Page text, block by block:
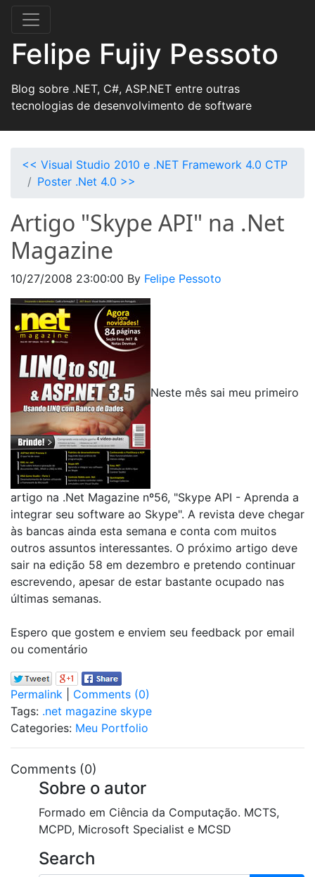
Felipe Fujiy Pessoto
Blog sobre .NET, C#, ASP.NET entre outras
tecnologias de desenvolvimento de software
<< Visual Studio 2010 e .NET Framework 4.0 CTP
Poster .Net 4.0 >>
Artigo "Skype API" na .Net
Magazine
10/27/2008 23:00:00 By Felipe Pessoto
Neste mês sai meu primeiro
artigo na .Net Magazine nº56, "Skype API - Aprenda a
integrar seu software ao Skype". A revista deve chegar
às bancas ainda esta semana e conta com muitos
outros assuntos interessantes. O próximo artigo deve
sair na edição 58 em dezembro e pretendo continuar
escrevendo, apesar de estar bastante ocupado nas
últimas semanas.
Espero que gostem e enviem seu feedback por email
ou comentário
Permalink
Comments (0)
Tags: .net magazine skype
Categories: Meu Portfolio
Comments (0)
Sobre o autor
Formado em Ciência da Computação. MCTS,
MCPD, Microsoft Specialist e MCSD
Search